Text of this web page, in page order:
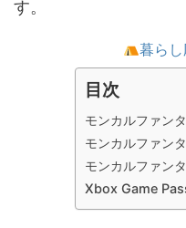
す。
暮ら
目次
モンカルファン
モンカルファン
モンカルファン
Xbox Game